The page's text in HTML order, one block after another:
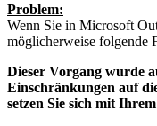
Problem:
Wenn Sie in Microsoft
möglicherweise folgende
Dieser Vorgang wurde
Einschränkungen auf
setzen Sie sich mit